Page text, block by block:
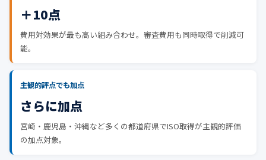
＋10点
費用対効果が最も高い組み合わせ。審査費用も同時取得で削減可
能。
主観的評点でも加点
さらに加点
宮崎・鹿児島・沖縄など多くの都道府県でISO取得が主観的評価
の加点対象。